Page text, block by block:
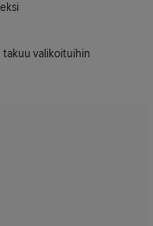
takuu valikoituihin